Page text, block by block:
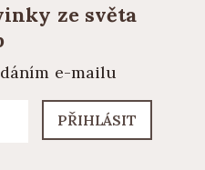
ze světa
e-mailu
PŘIHLÁSIT